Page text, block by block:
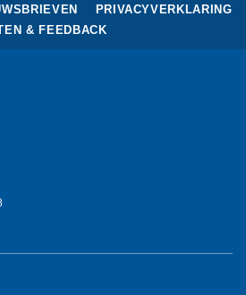
PRIVACYVERKLARING
& FEEDBACK